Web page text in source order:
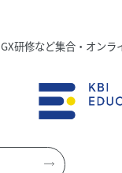
GX研修など集合・オンラ